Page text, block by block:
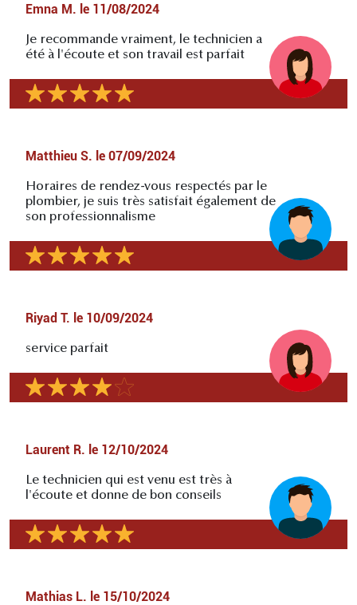
Emna M. le 11/08/2024
Je recommande vraiment, le technicien a
été à l'écoute et son travail est parfait
Matthieu S. le 07/09/2024
Horaires de rendez-vous respectés par le
plombier, je suis très satisfait également de
son professionnalisme
Riyad T. le 10/09/2024
service parfait
Laurent R. le 12/10/2024
Le technicien qui est venu est très à
l'écoute et donne de bon conseils
Mathias L. le 15/10/2024